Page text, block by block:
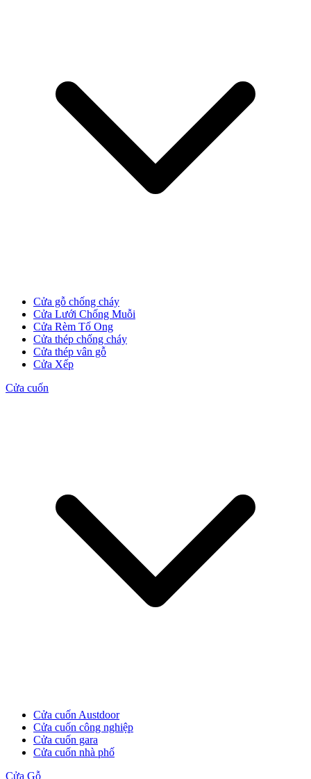
Cửa Gỗ MDF Laminate
Cửa Gỗ MDF Melamine
Cửa Gỗ MDF Veneer
Cửa gỗ chống cháy
Cửa Lưới Chống Muỗi
Cửa Rèm Tổ Ong
Cửa thép chống cháy
Cửa thép vân gỗ
Cửa Xếp
Cửa cuốn
Cửa cuốn Austdoor
Cửa cuốn công nghiệp
Cửa cuốn gara
Cửa cuốn nhà phố
Cửa Gỗ